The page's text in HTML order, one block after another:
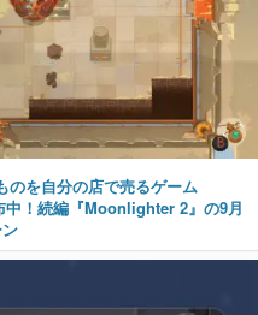
のを自分の店で売るゲーム
！続編『Moonlighter 2』の9月